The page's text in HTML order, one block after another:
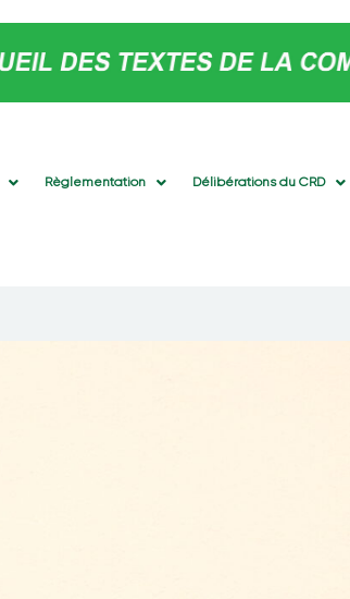
Règlementation Délibérations du CRD